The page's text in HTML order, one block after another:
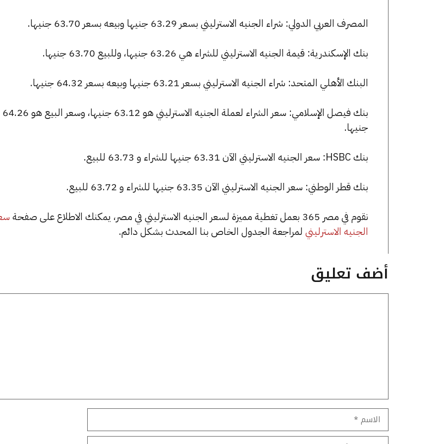
المصرف العربي الدولي: شراء الجنيه الاسترليني بسعر 63.29 جنيها وبيعه بسعر 63.70 جنيها.
بنك الإسكندرية: قيمة الجنيه الاسترليني للشراء هي 63.26 جنيها، وللبيع 63.70 جنيها.
البنك الأهلي المتحد: شراء الجنيه الاسترليني بسعر 63.21 جنيها وبيعه بسعر 64.32 جنيها.
بنك فيصل الإسلامي: سعر الشراء لعملة الجنيه الاسترليني هو 63.12 جنيها، وسعر البيع هو 64.26
جنيها.
بنك HSBC: سعر الجنيه الاسترليني الآن 63.31 جنيها للشراء و 63.73 للبيع.
بنك قطر الوطني: سعر الجنيه الاسترليني الآن 63.35 جنيها للشراء و 63.72 للبيع.
نقوم في مصر 365 بعمل تغطية مميزة لسعر الجنيه الاسترليني في مصر، يمكنك الاطلاع على صفحة
الجنيه الاسترليني لمراجعة الجدول الخاص بنا المحدث بشكل دائم.
أضف تعليق
الاسم